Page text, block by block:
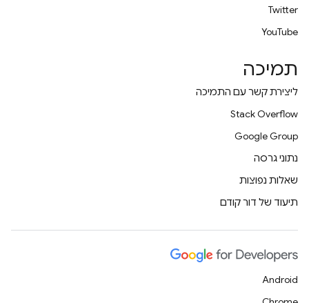
Twitter
YouTube
תמיכה
ליצירת קשר עם התמיכה
Stack Overflow
Google Group
נתוני גרסה
שאלות נפוצות
תיעוד של דור קודם
Android